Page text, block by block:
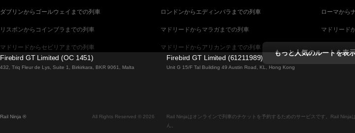
ダブリンからゴールウェイまでの列車 ロンドンからエディンバラまでの列車 ローマから
リスボンからコインブラまでの列車 マドリードからマラガまでの列車 マドリード
マドリードからセビリアまでの列車 マドリードからアリカンテまでの列車 マラガから
バルセロナからセビリアまでの列車 バルセロナからマラガまでの列車
エディンバラからロンドンまでの列車 ザルツブルクからウィーンまでの列車 キャンベラ
もっと人気のルートを表
Firebird GT Limited (OC 1451)
432, Triq Fleur de Lys, Suite 1, Birkirkara, BKR 9061, Malta
Firebird GT Limited (61211989)
Unit G 15/F Tal Building 49 Austin Road, KL, Hong Kong
Rail Ninja ® All Rights Reserved © 2026
Rail Ninjaはオンラインで列車のチケットを予約するためのサービスです。Rail
ん。